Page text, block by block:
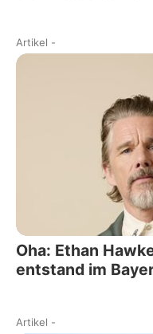
Artikel -
Oha: Ethan
entstand im
Artikel -